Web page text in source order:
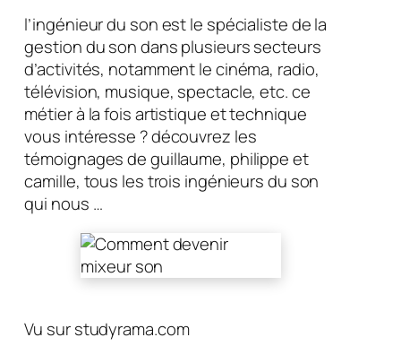
l’ingénieur du son est le spécialiste de la
gestion du son dans plusieurs secteurs
d’activités, notamment le cinéma, radio,
télévision, musique, spectacle, etc. ce
métier à la fois artistique et technique
vous intéresse ? découvrez les
témoignages de guillaume, philippe et
camille, tous les trois ingénieurs du son
qui nous …
Vu sur studyrama.com